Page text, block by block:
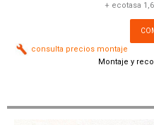
+ ecotasa
consulta precios montaje
Montaje y